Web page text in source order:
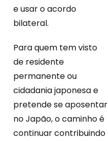
e usar o acordo
bilateral.
Para quem tem visto
de residente
permanente ou
cidadania japonesa e
pretende se aposentar
no Japão, o caminho é
continuar contribuindo